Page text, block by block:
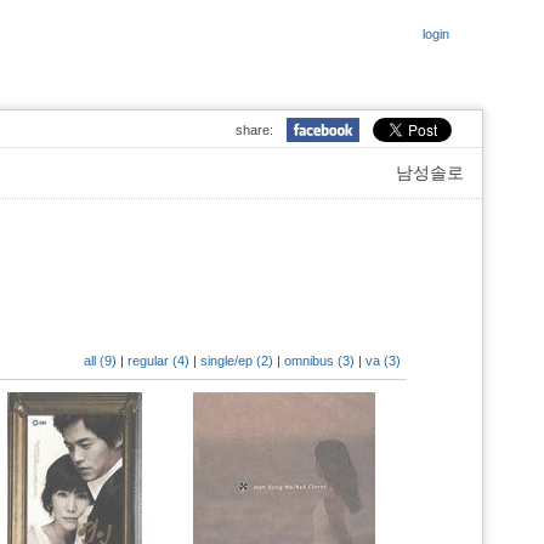
login
share:
남성솔로
all (9) | regular (4) | single/ep (2) | omnibus (3) | va (3)